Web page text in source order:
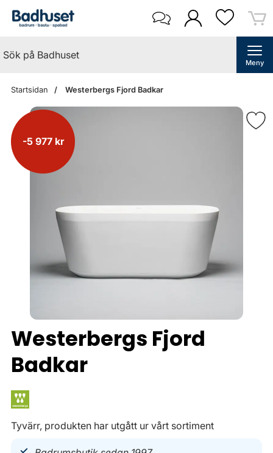
Meny
Startsidan Westerbergs Fjord Badkar
-5 977 kr
Westerbergs Fjord
Badkar
Tyvärr, produkten har utgått ur vårt sortiment